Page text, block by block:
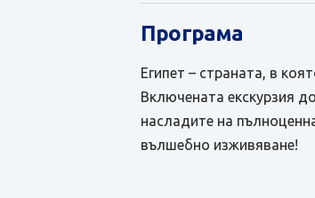
Програма
Египет – страната, в
Включената екскурзия
насладите на
вълшебно изживяване!